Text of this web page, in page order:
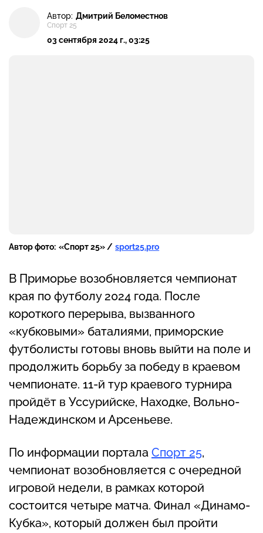
Автор: Дмитрий Беломестнов
Спорт 25
03 сентября 2024 г., 03:25
Автор фото: «Спорт 25» / sport25.pro
В Приморье возобновляется чемпионат
края по футболу 2024 года. После
короткого перерыва, вызванного
«кубковыми» баталиями, приморские
футболисты готовы вновь выйти на поле и
продолжить борьбу за победу в краевом
чемпионате. 11-й тур краевого турнира
пройдёт в Уссурийске, Находке, Вольно-
Надеждинском и Арсеньеве.
По информации портала Спорт 25,
чемпионат возобновляется с очередной
игровой недели, в рамках которой
состоится четыре матча. Финал «Динамо-
Кубка», который должен был пройти